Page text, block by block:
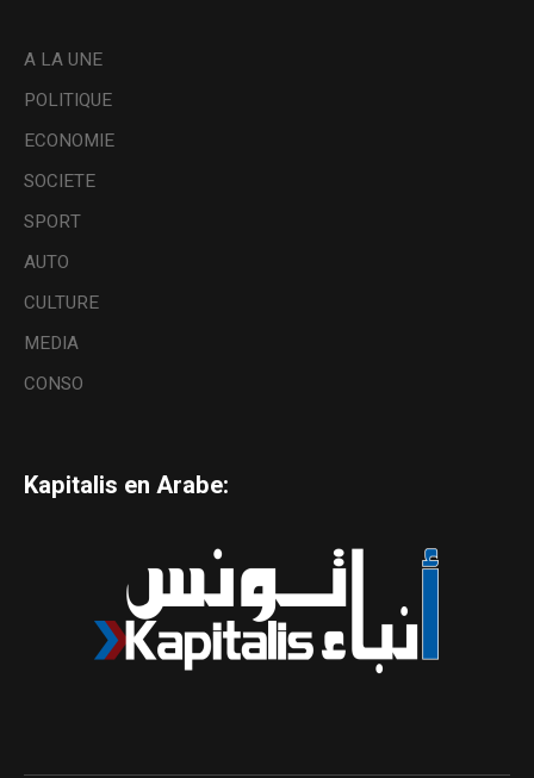
A LA UNE
POLITIQUE
ECONOMIE
SOCIETE
SPORT
AUTO
CULTURE
MEDIA
CONSO
Kapitalis en Arabe: